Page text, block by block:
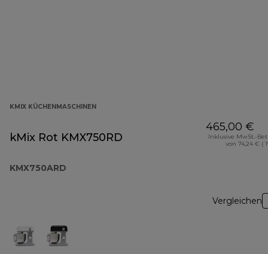
KMIX KÜCHENMASCHINEN
kMix Rot KMX750RD
KMX750ARD
465,00 €
Inklusive MwSt.-
von 74,24 € (
Vergleichen